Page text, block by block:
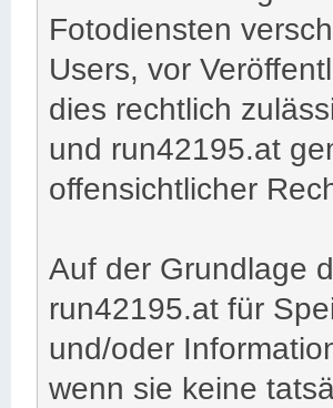
Fotodiensten
Users, vor
dies rechtlich
und run42195.at
offensichtlicher
Auf der Grundlage
run42195.at für
und/oder
wenn sie keine